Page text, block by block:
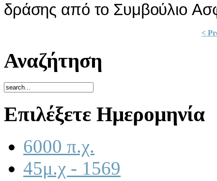
δράσης από τo Συμβoύλιo
<
Αναζήτηση
Επιλέξετε Ημερομηνία
6000 π.χ.
45μ.χ - 1569